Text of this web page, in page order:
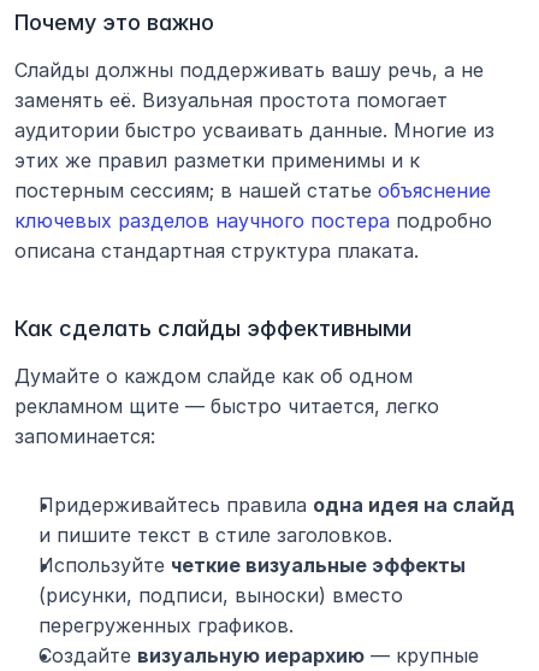
Почему это важно
Слайды должны поддерживать вашу речь, а не
заменять её. Визуальная простота помогает
аудитории быстро усваивать данные. Многие из
этих же правил разметки применимы и к
постерным сессиям; в нашей статье объяснение
ключевых разделов научного постера подробно
описана стандартная структура плаката.
Как сделать слайды эффективными
Думайте о каждом слайде как об одном
рекламном щите — быстро читается, легко
запоминается:
Придерживайтесь правила одна идея на слайд
и пишите текст в стиле заголовков.
Используйте четкие визуальные эффекты
(рисунки, подписи, выноски) вместо
перегруженных графиков.
Создайте визуальную иерархию — крупные